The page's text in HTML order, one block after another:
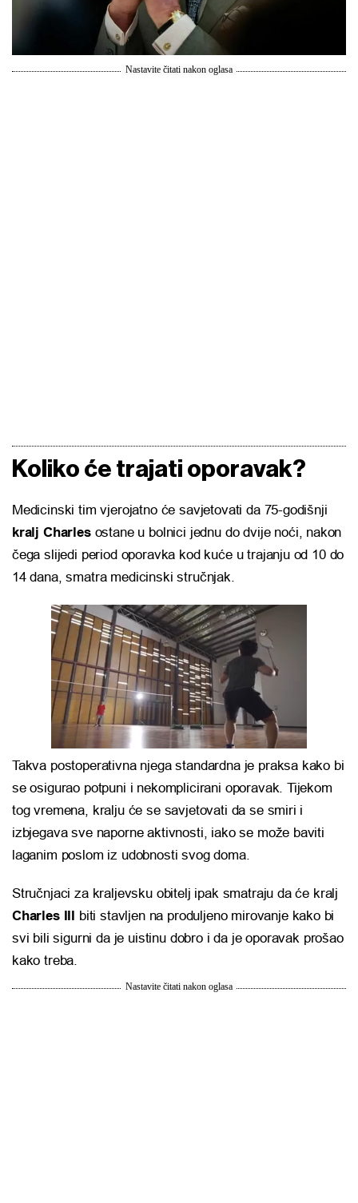
Nastavite čitati nakon oglasa
Koliko će trajati oporavak?
Medicinski tim vjerojatno će savjetovati da 75-godišnji
kralj Charlesostane u bolnici jednu do dvije noći, nakon
čega slijedi period oporavka kod kuće u trajanju od 10 do
14 dana, smatra medicinski stručnjak.
Takva postoperativna njega standardna je praksa kako bi
se osigurao potpuni i nekomplicirani oporavak. Tijekom
tog vremena, kralju će se savjetovati da se smiri i
izbjegava sve naporne aktivnosti, iako se može baviti
laganim poslom iz udobnosti svog doma.
Stručnjaci za kraljevsku obitelj ipak smatraju da će kralj
Charles III biti stavljen na produljeno mirovanje kako bi
svi bili sigurni da je uistinu dobro i da je oporavak prošao
kako treba.
Nastavite čitati nakon oglasa